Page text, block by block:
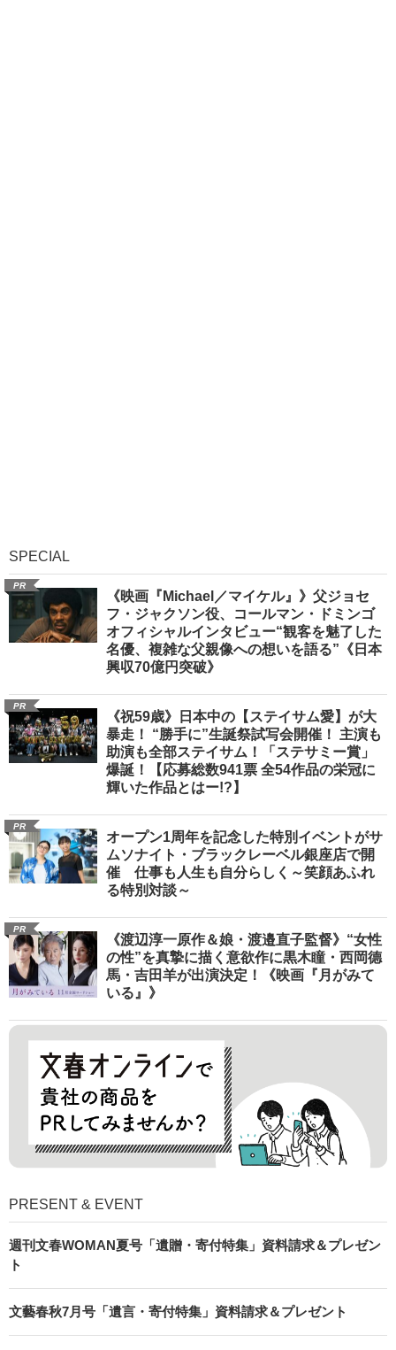
SPECIAL
PR
《映画『Michael／マイケル』》父ジョセ
フ・ジャクソン役、コールマン・ドミンゴ
オフィシャルインタビュー“観客を魅了した
名優、複雑な父親像への想いを語る”《日本
興収70億円突破》
PR
《祝59歳》日本中の【ステイサム愛】が大
暴走！ “勝手に”生誕祭試写会開催！ 主演も
助演も全部ステイサム！「ステサミー賞」
爆誕！【応募総数941票 全54作品の栄冠に
輝いた作品とはー!?】
PR
オープン1周年を記念した特別イベントがサ
ムソナイト・ブラックレーベル銀座店で開
催 仕事も人生も自分らしく～笑顔あふれ
る特別対談～
PR
《渡辺淳一原作＆娘・渡邉直子監督》“女性
の性”を真摯に描く意欲作に黒木瞳・西岡德
馬・吉田羊が出演決定！《映画『月がみて
いる』》
PRESENT & EVENT
週刊文春WOMAN夏号「遺贈・寄付特集」資料請求＆プレゼン
ト
文藝春秋7月号「遺言・寄付特集」資料請求＆プレゼント